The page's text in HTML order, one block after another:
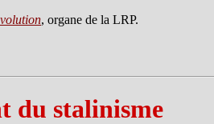
, organe de la LRP.
du stalinisme